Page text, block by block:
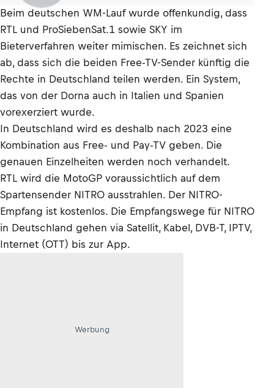
Beim deutschen WM-Lauf wurde offenkundig, dass
RTL und ProSiebenSat.1 sowie SKY im
Bieterverfahren weiter mimischen. Es zeichnet sich
ab, dass sich die beiden Free-TV-Sender künftig die
Rechte in Deutschland teilen werden. Ein System,
das von der Dorna auch in Italien und Spanien
vorexerziert wurde.
In Deutschland wird es deshalb nach 2023 eine
Kombination aus Free- und Pay-TV geben. Die
genauen Einzelheiten werden noch verhandelt.
RTL wird die MotoGP voraussichtlich auf dem
Spartensender NITRO ausstrahlen. Der NITRO-
Empfang ist kostenlos. Die Empfangswege für NITRO
in Deutschland gehen via Satellit, Kabel, DVB-T, IPTV,
Internet (OTT) bis zur App.
Werbung